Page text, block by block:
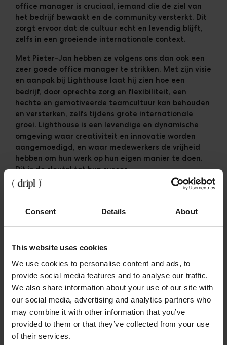
Consent Details About
This website uses cookies
We use cookies to personalise content and ads, to
provide social media features and to analyse our traffic.
We also share information about your use of our site with
our social media, advertising and analytics partners who
may combine it with other information that you’ve
provided to them or that they’ve collected from your use
of their services.
office manager is cruciaal, iemand die de ziel van
het bedrijf bewaakt en de community versterkt. Dit
zorgt ervoor dat de cultuur echt en levendig blijft,
zelfs in een groeiende internationale context.
Met Pieter-Jan hebben ze volgens ons dan ook een
zeer goede office manager te strikken. Met zijn visie
en aanpak bij Lighthouse laat hij zien hoe een
bedrijf, door oprechte zorg en flexibiliteit, een
hechte en gemotiveerde teamcultuur kan behouden
en versterken, zelfs tijdens grote internationale
groei. Lighthouse is een levendige en dynamische
omgeving waar creativiteit en innovatie worden
aangemoedigd, en waar medewerkers de vrijheid
hebben om hun werk op hun eigen manier te doen.
Dit is de sleutel tot hun succes.
Groeien, ook
internationaal!
De groei van het bedrijf brengt uitdagingen met
zich mee, vooral op internationaal niveau. Hoewel
het belangrijk is om de cultuur te behouden, ligt de
verantwoordelijkheid niet alleen bij de managers.
Het is essentieel dat de cultuur vanuit de
werknemers zelf komt. Mensen zoals Pieter-Jan Van
Der Burgt worden aangesteld om de organisatie te
ondersteunen, maar uiteindelijk moet het
enthousiasme uit het team zelf komen. Wat bij